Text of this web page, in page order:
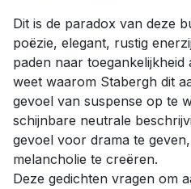
Dit is de paradox van deze
poëzie, elegant, rustig
paden naar
weet waarom Stabergh dit
gevoel van suspense op te
schijnbare neutrale
gevoel voor drama te
melancholie te creëren.
Deze gedichten vragen om